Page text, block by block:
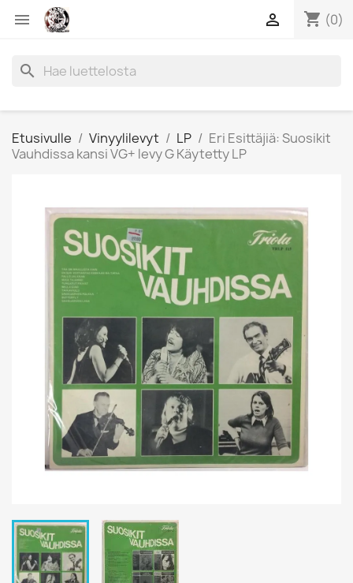
 shopping_cart (0)

search
Etusivulle Vinyylilevyt LP
Eri Esittäjiä: Suosikit
Vauhdissa kansi VG+ levy G Käytetty LP